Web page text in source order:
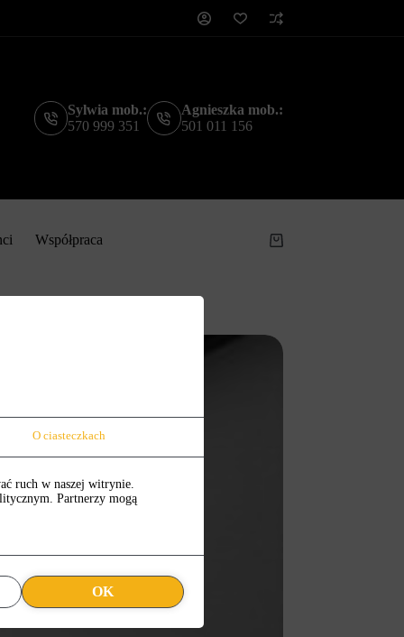
Sylwia mob.:
570 999 351
Agnieszka mob.:
501 011 156
Współpraca Koszyk
ruch w naszej witrynie.
Partnerzy mogą
O ciasteczkach
OK